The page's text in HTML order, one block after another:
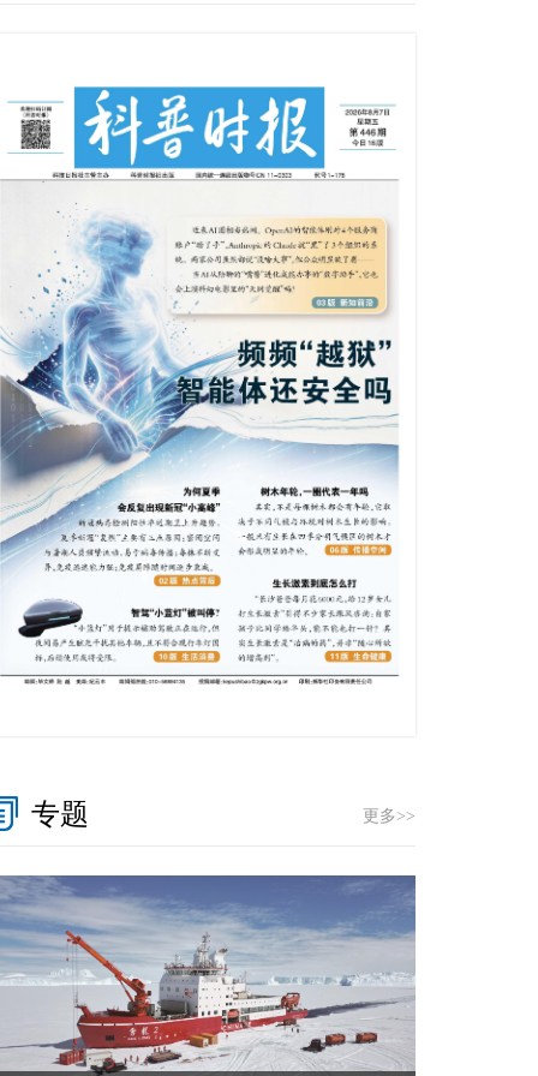
专题 更多>>